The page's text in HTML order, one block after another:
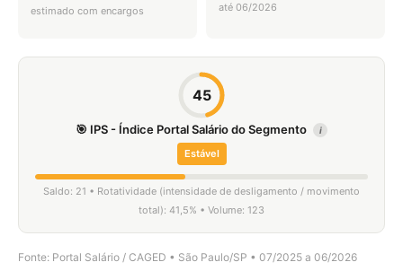
estimado com encargos até 06/2026
45
🎯 IPS - Índice Portal Salário do Segmento i
Estável
Saldo: 21 • Rotatividade (intensidade de desligamento / movimento
total): 41,5% • Volume: 123
Fonte: Portal Salário / CAGED • São Paulo/SP • 07/2025 a 06/2026